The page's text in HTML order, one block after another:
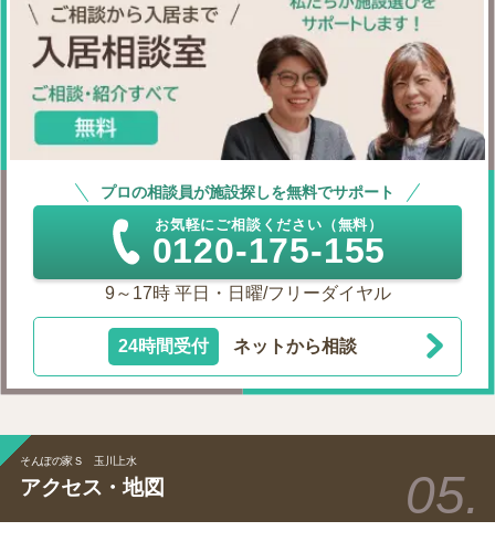
プロの相談員が施設探しを無料でサポート
お気軽にご相談ください（無料）
0120-175-155
9～17時 平日・日曜/フリーダイヤル
24時間受付 ネットから相談
そんぽの家Ｓ 玉川上水
アクセス・地図